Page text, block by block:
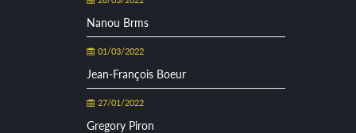
Nanou Brms
01/03/2022
Jean-François Boeur
27/01/2022
Gregory Piron